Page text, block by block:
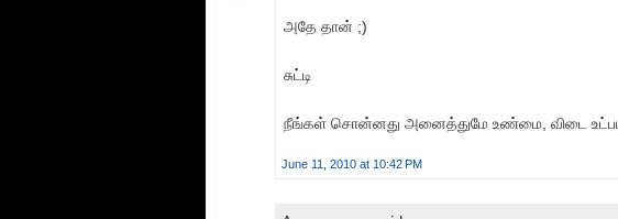
அதே தான் ;)
சுட்டி
நீங்கள் சொன்னது அனைத்துமே உண்மை, விடை உட்பட
June 11, 2010 at 10:42 PM